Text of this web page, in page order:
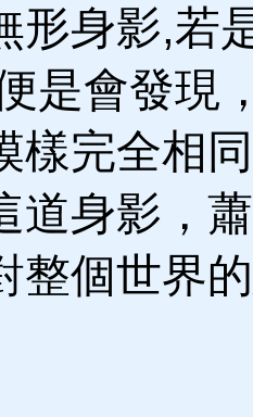
形身影,若
是會發現
樣完全相
道身影，
整個世界